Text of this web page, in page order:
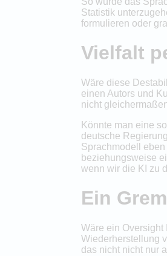
Statistik
formulieren oder
Vielfalt
Wäre diese
einen Autors und
nicht
Könnte man eine
deutsche
Sprachmodell
beziehungsweise
wenn wir die KI zu
Ein
Wäre ein
Wiederherstellung
das nicht nicht nur